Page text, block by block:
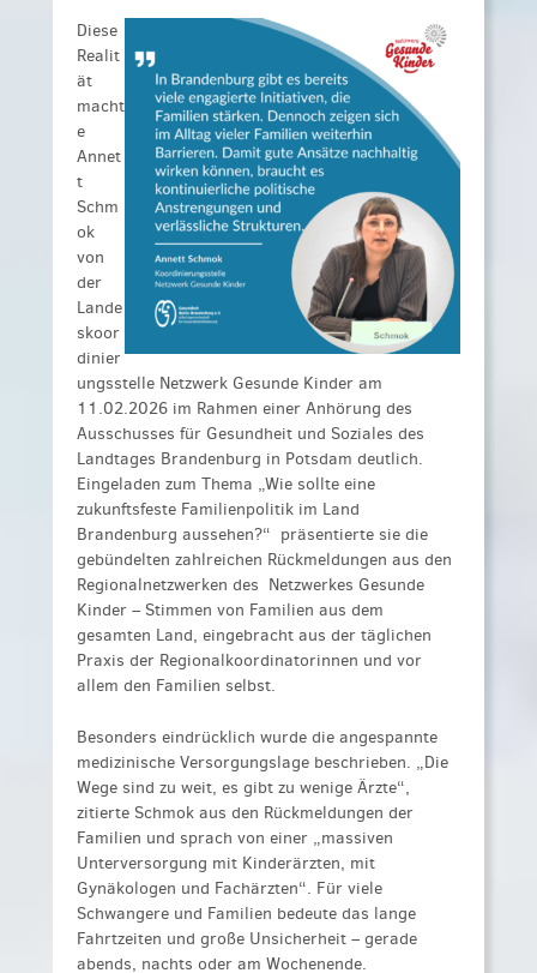
Diese
Realit
ät
macht
e
Annet
t
Schm
ok
von
der
Lande
skoor
dinier
ungsstelle Netzwerk Gesunde Kinder am
11.02.2026 im Rahmen einer Anhörung des
Ausschusses für Gesundheit und Soziales des
Landtages Brandenburg in Potsdam deutlich.
Eingeladen zum Thema „Wie sollte eine
zukunftsfeste Familienpolitik im Land
Brandenburg aussehen?“ präsentierte sie die
gebündelten zahlreichen Rückmeldungen aus den
Regionalnetzwerken des Netzwerkes Gesunde
Kinder – Stimmen von Familien aus dem
gesamten Land, eingebracht aus der täglichen
Praxis der Regionalkoordinatorinnen und vor
allem den Familien selbst.
Besonders eindrücklich wurde die angespannte
medizinische Versorgungslage beschrieben. „Die
Wege sind zu weit, es gibt zu wenige Ärzte“,
zitierte Schmok aus den Rückmeldungen der
Familien und sprach von einer „massiven
Unterversorgung mit Kinderärzten, mit
Gynäkologen und Fachärzten“. Für viele
Schwangere und Familien bedeute das lange
Fahrtzeiten und große Unsicherheit – gerade
abends, nachts oder am Wochenende.